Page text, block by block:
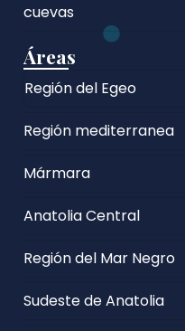
cuevas
Áreas
Región del Egeo
Región mediterranea
Mármara
Anatolia Central
Región del Mar Negro
Sudeste de Anatolia